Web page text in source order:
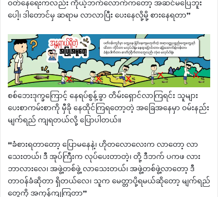
ဝတ်နေရေးကလည်း ကိုယ့်ဘက်လောက်ကတော့ အဆင်မပြေဘူး
ပေါ့၊ ဒါတောင်မှ ဆရာမ လာလာပြီး ပေးနေလို့မို့ စားနေရတာ”
စစ်ဘေးဒုက္ခကြောင့် နေရပ်စွန့်ခွာ တိမ်းရှောင်လာကြရင်း သူများ
ပေးစာကမ်းစာကို မှီခို နေထိုင်ကြရတော့တဲ့ အခြေအနေမှာ ဝမ်းနည်း
မျက်ရည် ကျရတယ်လို့ ပြောပါတယ်။
“ခံစားရတာတော့ ပြောမနေနဲ့၊ ဟိုတလောလေးက လာတော့ လာ
သေးတယ်၊ ဒီ အုပ်ကြီးက လုပ်ပေးတာတဲ့၊ တို့ ဒီဘက် ပကဖ လား
ဘာလားလေ၊ အဖွဲ့တစ်ဖွဲ့ လာသေးတယ်၊ အဖွဲ့တစ်ဖွဲ့လာတော့ ဒီ
တာဝန်ခံဆိုတာ ရှိတယ်လေ၊ သူက မေတ္တာပို့ရမယ်ဆိုတော့ မျက်ရည်
တွေကို အကုန်ကျကြတာ”